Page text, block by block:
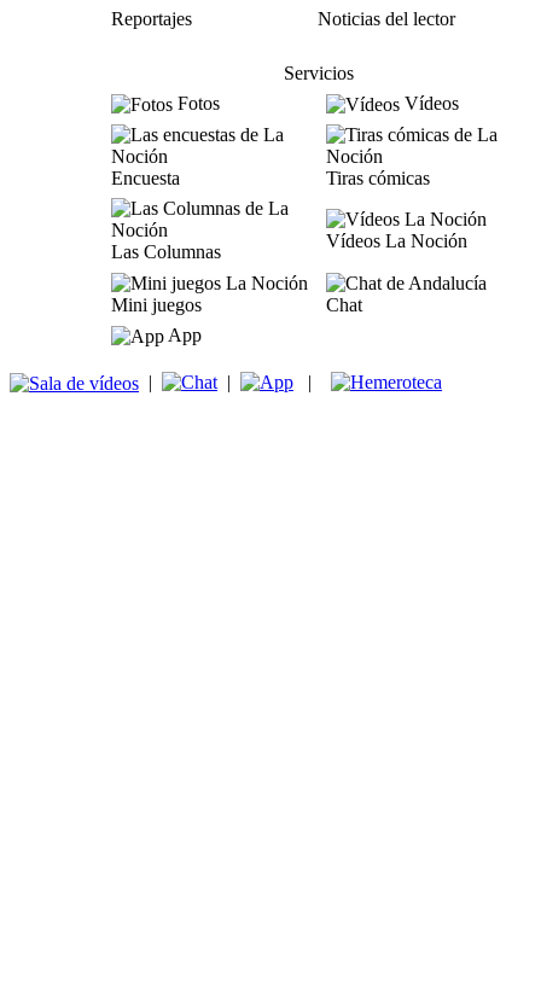
Reportajes
Noticias del lector
Servicios
Fotos
Vídeos
Encuesta Tiras cómicas
Las Columnas
Vídeos La Noción
Mini juegos
Chat
App
| | |